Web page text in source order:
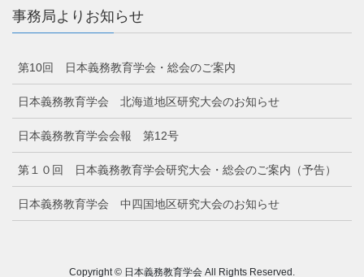
事務局よりお知らせ
第10回 日本義務教育学会・総会のご案内
日本義務教育学会 北海道地区研究大会のお知らせ
日本義務教育学会会報 第12号
第１０回 日本義務教育学会研究大会・総会のご案内（予告）
日本義務教育学会 中四国地区研究大会のお知らせ
Copyright © 日本義務教育学会 All Rights Reserved.